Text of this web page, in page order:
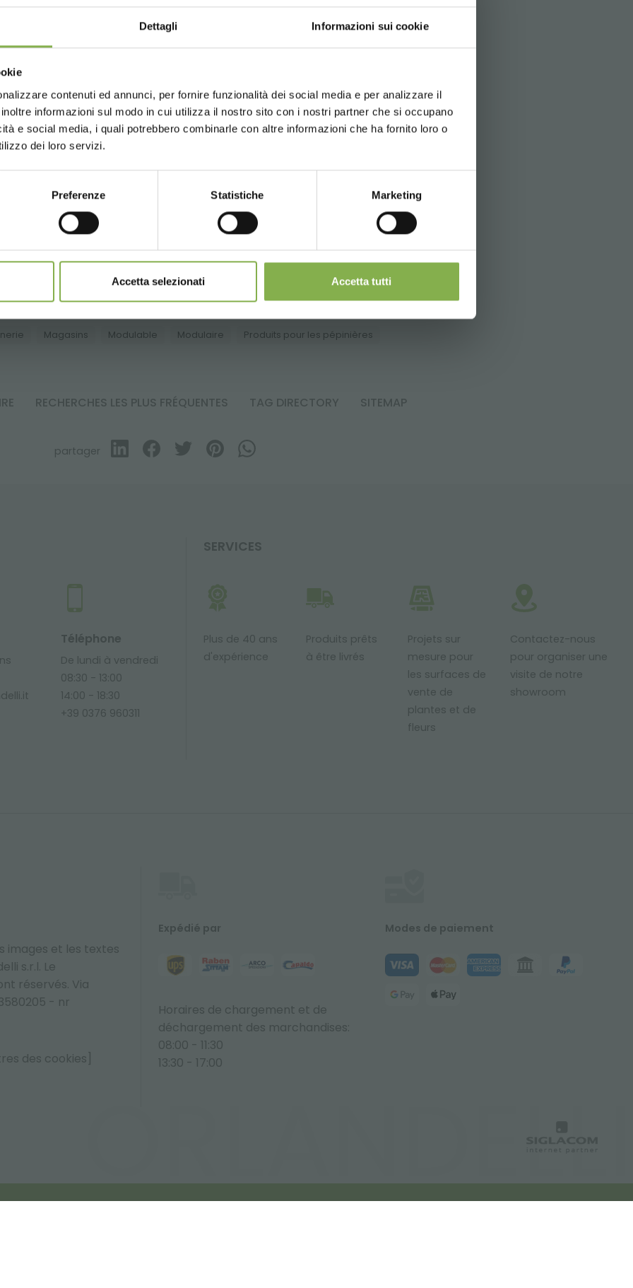
Dettagli Informazioni sui cookie
contenuti ed annunci, per fornire funzionalità dei social media e per analizzare il
informazioni sul modo in cui utilizza il nostro sito con i nostri partner che si occupano
e social media, i quali potrebbero combinarle con altre informazioni che ha fornito loro o
dei loro servizi.
Preferenze Statistiche Marketing
Accetta selezionati Accetta tutti
réglables. On peut lever ou baisser sans vis. Modulable. Pratique car modulaire.
permet de créer le spécifique ameublement pour votre point de vente.
gamme de produits.
touche de modernité et fonctionnalité.
de ameublir tout type de environnement avec coûts abordables.
PRODUITS CONNEXES
des meilleurs produits en vente sur orlandelli.it
Magasins Modulable Modulaire Produits pour les pépinières
RECHERCHES LES PLUS FRÉQUENTES TAG DIRECTORY SITEMAP
partager
UNITED STATES ENGLISH
CONTINUE
Téléphone
De lundi à vendredi
08:30 - 13:00
14:00 - 18:30
+39 0376 960311
SERVICES
Plus de 40 ans
d'expérience
Produits prêts
à être livrés
Projets sur
mesure pour
les surfaces de
vente de
plantes et de
fleurs
Contactez-nous
pour organiser une
visite de notre
showroom
images et les textes
s.r.l. Le
réservés. Via
- nr
des cookies]
Expédié par
Horaires de chargement et de
déchargement des marchandises:
08:00 - 11:30
13:30 - 17:00
Modes de paiement
LA FICHE
vous ou inscrivez-vous pour
télécharger la fiche technique
SE CONNECTER
S'INSCRIRE MAINTENANT